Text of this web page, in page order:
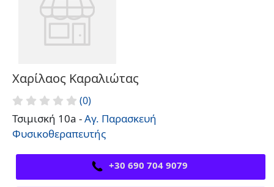
Χαρίλαος Καραλιώτας
(0)
Τσιμισκή 10a -Αγ. Παρασκευή
Φυσικοθεραπευτής
+30 690 704 9079